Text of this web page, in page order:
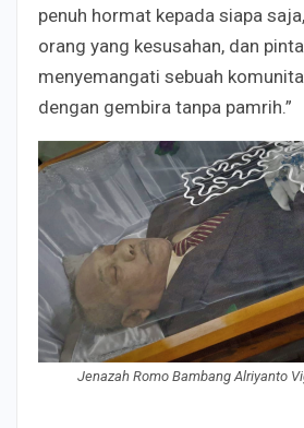
penuh hormat kepada siapa
orang yang kesusahan, dan
menyemangati sebuah
dengan gembira tanpa pamrih.”
Jenazah Romo Bambang Alriyanto